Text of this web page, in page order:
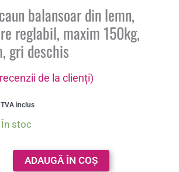
balansoar din lemn,
reglabil, maxim 150kg,
gri deschis
recenzii de la clienți)
TVA inclus
În stoc
ADAUGĂ ÎN COȘ